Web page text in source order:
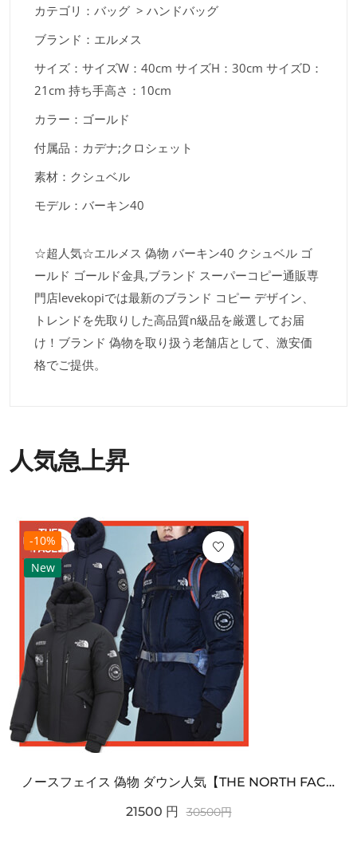
カテゴリ：バッグ > ハンドバッグ
ブランド：エルメス
サイズ：サイズW：40cm サイズH：30cm サイズD：
21cm 持ち手高さ：10cm
カラー：ゴールド
付属品：カデナ;クロシェット
素材：クシュベル
モデル：バーキン40
☆超人気☆エルメス 偽物 バーキン40 クシュベル ゴ
ールド ゴールド金具,ブランド スーパーコピー通販専
門店levekopiでは最新のブランド コピー デザイン、
トレンドを先取りした高品質n級品を厳選してお届
け！ブランド 偽物を取り扱う老舗店として、激安価
格でご提供。
人気急上昇
-10%
New
ノースフェイス 偽物 ダウン人気【THE NORTH FACE】M'S 7 SUMMIT HIM...
21500 円 30500円